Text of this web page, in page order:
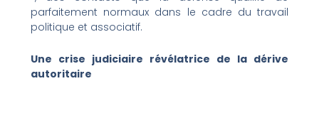
parfaitement normaux dans le cadre du travail
politique et associatif.
Une crise judiciaire révélatrice de la dérive
autoritaire